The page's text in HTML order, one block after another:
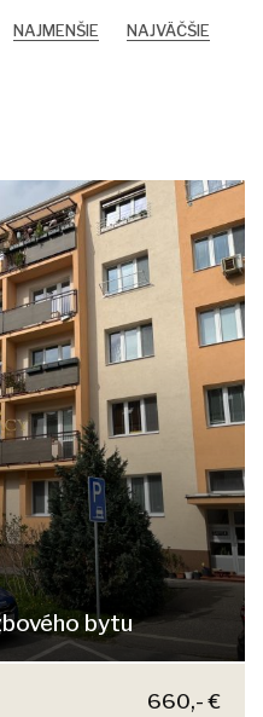
NAJMENŠIE NAJVÄČŠIE
bytu
660,- €